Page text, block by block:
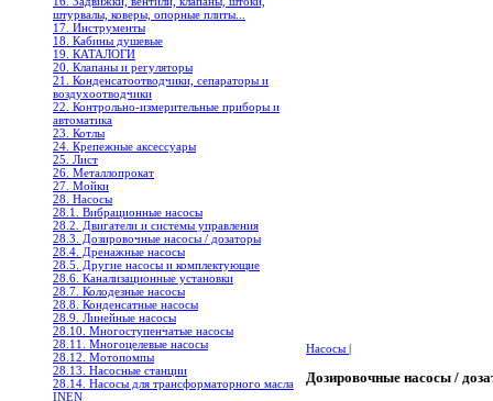
штурвалы, коверы, опорные плиты...
17. Инструменты
18. Кабины душевые
19. КАТАЛОГИ
20. Клапаны и регуляторы
21. Конденсатоотводчики, сепараторы и
воздухоотводчики
22. Контрольно-измерительные приборы и
автоматика
23. Котлы
24. Крепежные аксессуары
25. Лист
26. Металлопрокат
27. Мойки
28. Насосы
28.1. Вибрационные насосы
28.2. Двигатели и системы управления
28.3. Дозировочные насосы / дозаторы
28.4. Дренажные насосы
28.5. Другие насосы и комплектующие
28.6. Канализационные установки
28.7. Колодезные насосы
28.8. Конденсатные насосы
28.9. Линейные насосы
28.10. Многоступенчатые насосы
28.11. Многоцелевые насосы
28.12. Мотопомпы
28.13. Насосные станции
28.14. Насосы для трансформаторного масла
INEN
Насосы |
Дозировочные насосы /